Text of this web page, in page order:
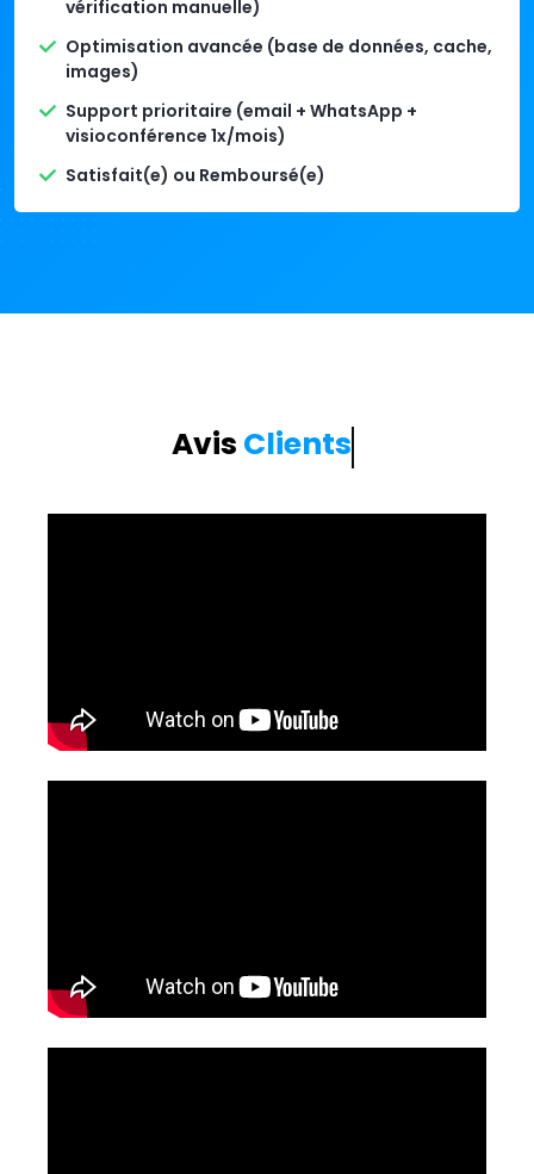
vérification manuelle)
Optimisation avancée (base de données, cache,
images)
Support prioritaire (email + WhatsApp +
visioconférence 1x/mois)
Satisfait(e) ou Remboursé(e)
Avis Clients